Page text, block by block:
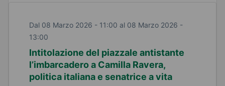
Dal 08 Marzo 2026 - 11:00 al 08 Marzo 2026 -
13:00
Intitolazione del piazzale antistante
l’imbarcadero a Camilla Ravera,
politica italiana e senatrice a vita